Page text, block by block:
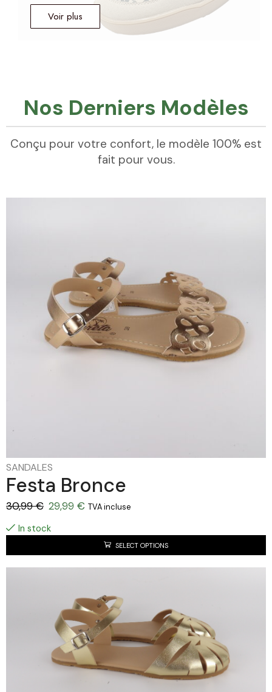
Voir plus Voir Les Végétaliens
Nos Derniers Modèles
Conçu pour votre confort, le modèle 100% est
fait pour vous.
SANDALES
Festa Bronce
30,99€ 29,99 € TVA incluse
In stock
SELECT OPTIONS